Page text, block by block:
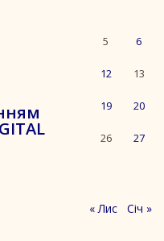
5 6
12 13
19 20
26 27
« Лис Січ »